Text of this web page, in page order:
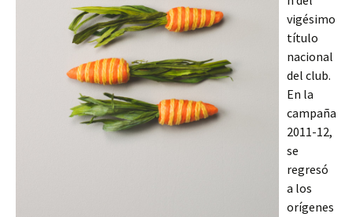
vigésimo
título
nacional
del club.
En la
campaña
2011-12,
se
regresó
a los
orígenes